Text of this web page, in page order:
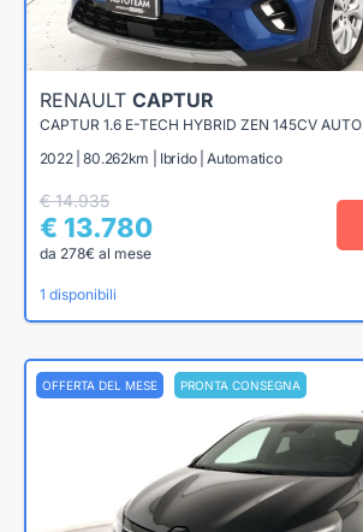
RENAULT CAPTUR
CAPTUR 1.6 E-TECH HYBRID ZEN 145CV AUTO
2022 | 80.262km | Ibrido | Automatico
€ 14.935
€ 13.780
da 278€ al mese
1 disponibili
OFFERTA DEL MESE PRONTA CONSEGNA